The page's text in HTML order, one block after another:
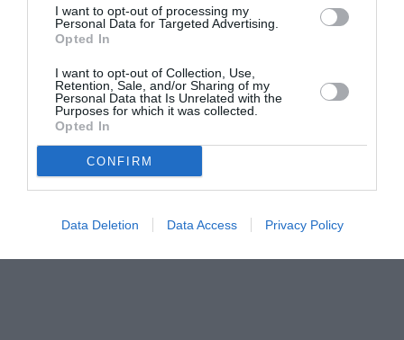
I want to opt-out of processing my
Personal Data for Targeted Advertising.
Opted In
I want to opt-out of Collection, Use,
Retention, Sale, and/or Sharing of my
Personal Data that Is Unrelated with the
Purposes for which it was collected.
Opted In
CONFIRM
Data Deletion Data Access Privacy Policy
aux quatre mille euro pour les marocains et de deux à
six mille euro pour les chinois. Un rôle clé dans
l’organisation criminelle était déroulé en tant par le
citadin polonais, qui avait épelle de menacer les
extracommunautaires qui ne payaient pas ou
tardaient le paiement. Outre les cinq arrêtés, ils
collaboraient avec le groupe autres 12 individus, qui